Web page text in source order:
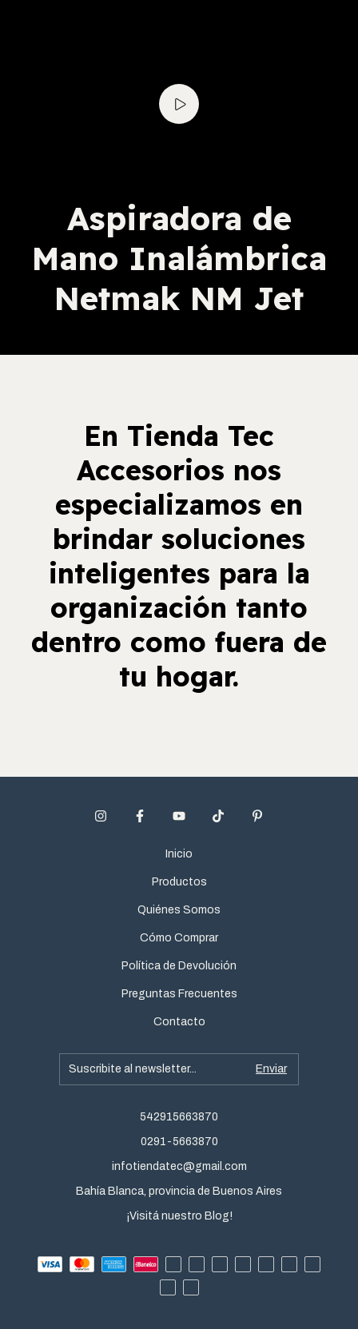
Aspiradora de
Mano Inalámbrica
Netmak NM Jet
En Tienda Tec
Accesorios nos
especializamos en
brindar soluciones
inteligentes para la
organización tanto
dentro como fuera de
tu hogar.
Inicio
Productos
Quiénes Somos
Cómo Comprar
Política de Devolución
Preguntas Frecuentes
Contacto
542915663870
0291-5663870
infotiendatec@gmail.com
Bahía Blanca, provincia de Buenos Aires
¡Visitá nuestro Blog!